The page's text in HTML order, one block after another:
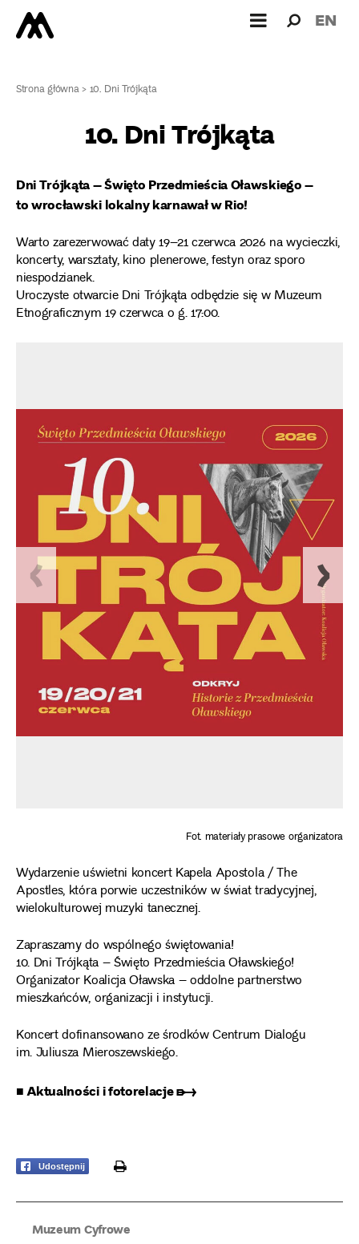
dla: EN
Strona główna>10. Dni Trójkąta
10. Dni Trójkąta
Dni Trójkąta – Święto Przedmieścia Oławskiego –
to wrocławski lokalny karnawał w Rio!
Warto zarezerwować daty 19–21 czerwca 2026 na wycieczki,
koncerty, warsztaty, kino plenerowe, festyn oraz sporo
niespodzianek.
Uroczyste otwarcie Dni Trójkąta odbędzie się w Muzeum
Etnograficznym 19 czerwca o g. 17:00.
Fot. materiały prasowe organizatora
Wydarzenie uświetni koncert Kapela Apostola / The
Apostles, która porwie uczestników w świat tradycyjnej,
wielokulturowej muzyki tanecznej.
Zapraszamy do wspólnego świętowania!
10. Dni Trójkąta – Święto Przedmieścia Oławskiego!
Organizator Koalicja Oławska – oddolne partnerstwo
mieszkańców, organizacji i instytucji.
Koncert dofinansowano ze środków Centrum Dialogu
im. Juliusza Mieroszewskiego.
■ Aktualności i fotorelacje ➸
Udostępnij print
Muzeum Cyfrowe